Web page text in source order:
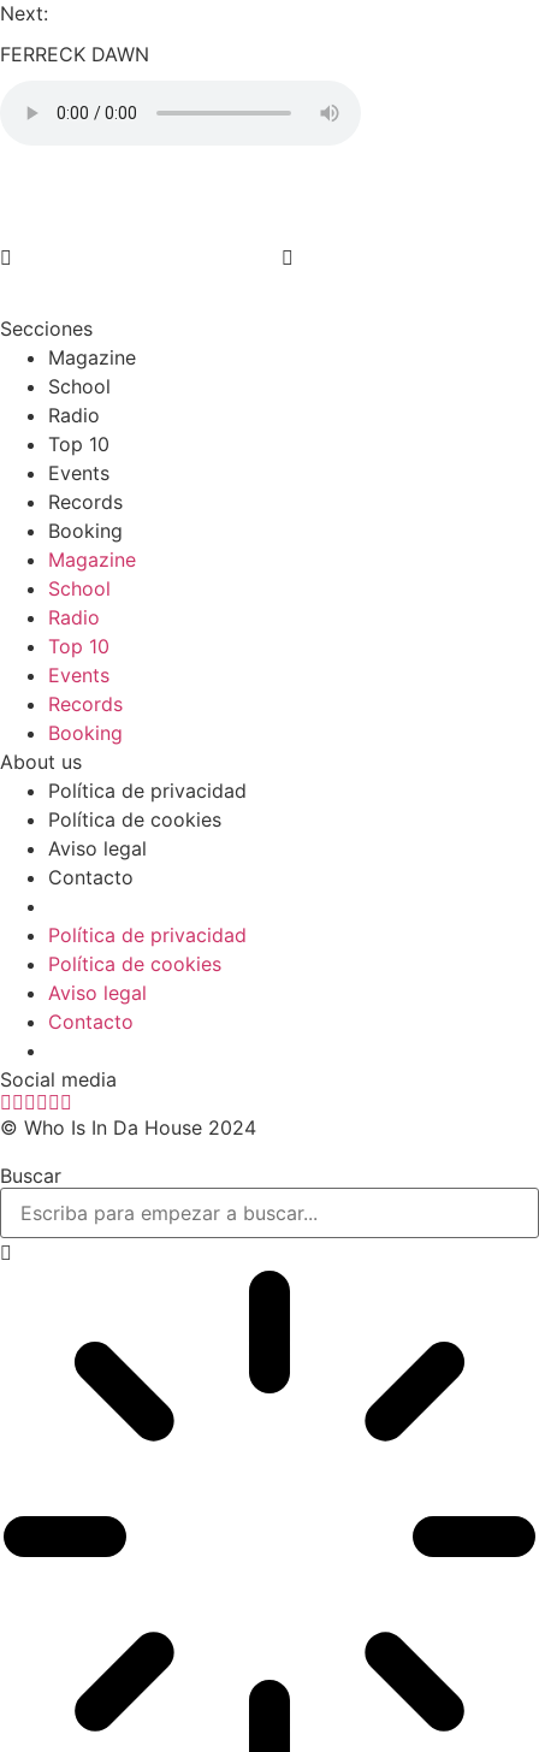
Next:
FERRECK DAWN
Secciones
Magazine
School
Radio
Top 10
Events
Records
Booking
Magazine
School
Radio
Top 10
Events
Records
Booking
About us
Política de privacidad
Política de cookies
Aviso legal
Contacto
Política de privacidad
Política de cookies
Aviso legal
Contacto
Social media
© Who Is In Da House 2024
Buscar